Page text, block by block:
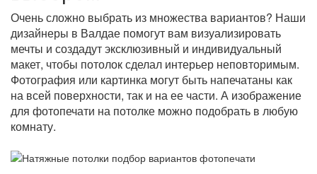
Очень сложно выбрать из множества вариантов? Наши
дизайнеры в Валдае помогут вам визуализировать
мечты и создадут эксклюзивный и индивидуальный
макет, чтобы потолок сделал интерьер неповторимым.
Фотография или картинка могут быть напечатаны как
на всей поверхности, так и на ее части. А изображение
для фотопечати на потолке можно подобрать в любую
комнату.